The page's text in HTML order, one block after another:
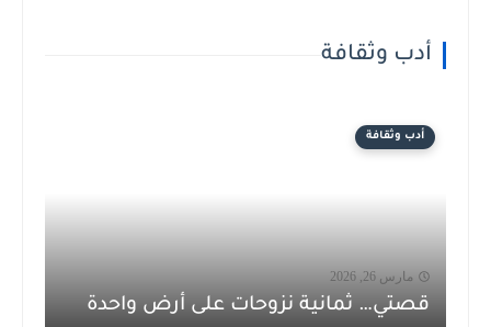
أدب وثقافة
أدب وثقافة
مارس 26, 2026
قصتي… ثمانية نزوحات على أرض واحدة